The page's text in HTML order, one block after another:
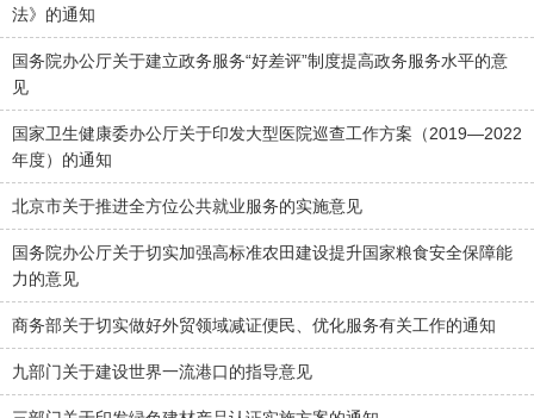
法》的通知
国务院办公厅关于建立政务服务“好差评”制度提高政务服务水平的意
见
国家卫生健康委办公厅关于印发大型医院巡查工作方案（2019—2022
年度）的通知
北京市关于推进全方位公共就业服务的实施意见
国务院办公厅关于切实加强高标准农田建设提升国家粮食安全保障能
力的意见
商务部关于切实做好外贸领域减证便民、优化服务有关工作的通知
九部门关于建设世界一流港口的指导意见